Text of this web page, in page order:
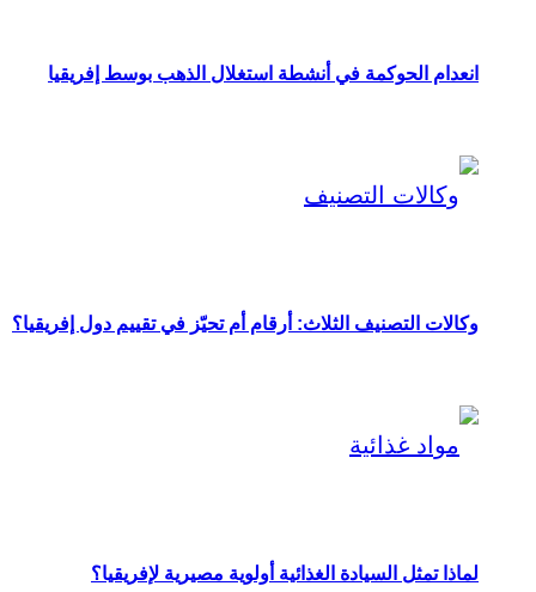
انعدام الحوكمة في أنشطة استغلال الذهب بوسط إفريقيا
وكالات التصنيف الثلاث: أرقام أم تحيّز في تقييم دول إفريقيا؟
لماذا تمثل السيادة الغذائية أولوية مصيرية لإفريقيا؟